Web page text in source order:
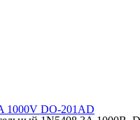
1000V DO-201AD